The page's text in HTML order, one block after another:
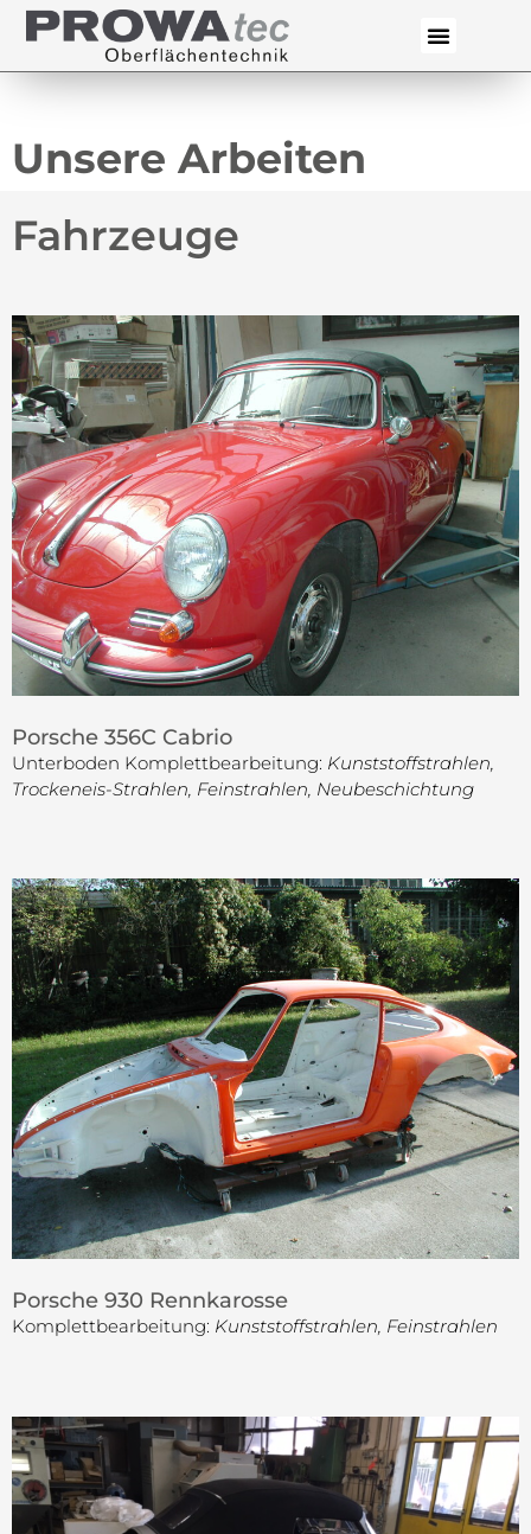
Unsere Arbeiten
Fahrzeuge
Porsche 356C Cabrio
Unterboden Komplettbearbeitung: Kunststoffstrahlen,
Trockeneis-Strahlen, Feinstrahlen, Neubeschichtung
Porsche 930 Rennkarosse
Komplettbearbeitung: Kunststoffstrahlen, Feinstrahlen